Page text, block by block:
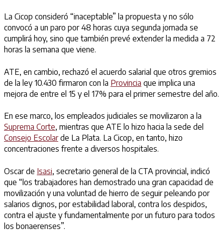
La Cicop consideró “inaceptable” la propuesta y no sólo
convocó a un paro por 48 horas cuya segunda jornada se
cumplirá hoy, sino que también prevé extender la medida a 72
horas la semana que viene.
ATE, en cambio, rechazó el acuerdo salarial que otros gremios
de la ley 10.430 firmaron con la Provincia que implica una
mejora de entre el 15 y el 17% para el primer semestre del año.
En ese marco, los empleados judiciales se movilizaron a la
Suprema Corte, mientras que ATE lo hizo hacia la sede del
Consejo Escolarde La Plata. La Cicop, en tanto, hizo
concentraciones frente a diversos hospitales.
Oscar de Isasi, secretario general de la CTA provincial, indicó
que “los trabajadores han demostrado una gran capacidad de
movilización y una voluntad de hierro de seguir peleando por
salarios dignos, por estabilidad laboral, contra los despidos,
contra el ajuste y fundamentalmente por un futuro para todos
los bonaerenses”.